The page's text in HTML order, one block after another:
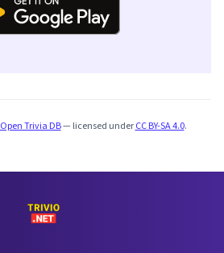
Open Trivia DB— licensed underCC BY-SA 4.0.